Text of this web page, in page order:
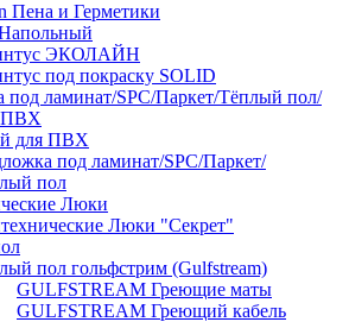
Пена и Герметики
ЭКОЛАЙН
под покраску SOLID
под ламинат/SPC/Паркет/Тёплый пол/
ПВХ
для ПВХ
под ламинат/SPC/Паркет/
пол
Люки
Люки "Секрет"
пол гольфстрим (Gulfstream)
GULFSTREAM Греющие маты
GULFSTREAM Греющий кабель